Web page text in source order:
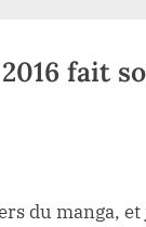
fait
du manga, et